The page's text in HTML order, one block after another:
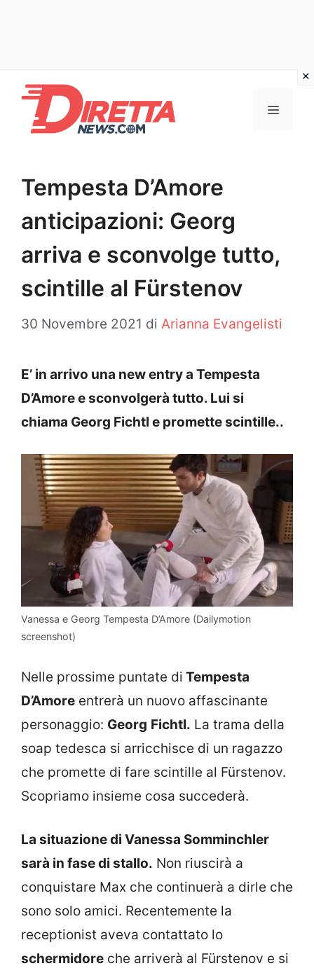
contenuto
Menu
Tempesta D’Amore
anticipazioni: Georg
arriva e sconvolge tutto,
scintille al Fürstenov
30 Novembre 2021 di Arianna Evangelisti
E’ in arrivo una new entry a Tempesta
D’Amore e sconvolgerà tutto. Lui si
chiama Georg Fichtl e promette scintille..
Vanessa e Georg Tempesta D’Amore (Dailymotion
screenshot)
Nelle prossime puntate di Tempesta
D’Amore entrerà un nuovo affascinante
personaggio: Georg Fichtl. La trama della
soap tedesca si arricchisce di un ragazzo
che promette di fare scintille al Fürstenov.
Scopriamo insieme cosa succederà.
La situazione di Vanessa Somminchler
sarà in fase di stallo. Non riuscirà a
conquistare Max che continuerà a dirle che
sono solo amici. Recentemente la
receptionist aveva contattato lo
schermidore che arriverà al Fürstenov e si